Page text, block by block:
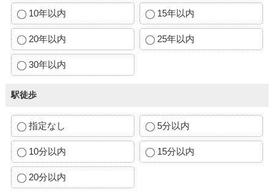
10年以内 15年以内
20年以内 25年以内
30年以内
駅徒歩
指定なし 5分以内
10分以内 15分以内
20分以内